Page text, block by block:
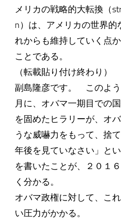
メリカの戦略的大転換（
n）は、アメリカの世界的
れからも維持していく点
ことである。
（転載貼り付け終わり）
副島隆彦です。 このよう
月に、オバマ一期目での
を固めたヒラリーが、オ
うな威嚇力をもって、捨
年後を見ていなさい」と
を書いたことが、２０１
く分かる。
オバマ政権に対して、こ
い圧力がかかる。